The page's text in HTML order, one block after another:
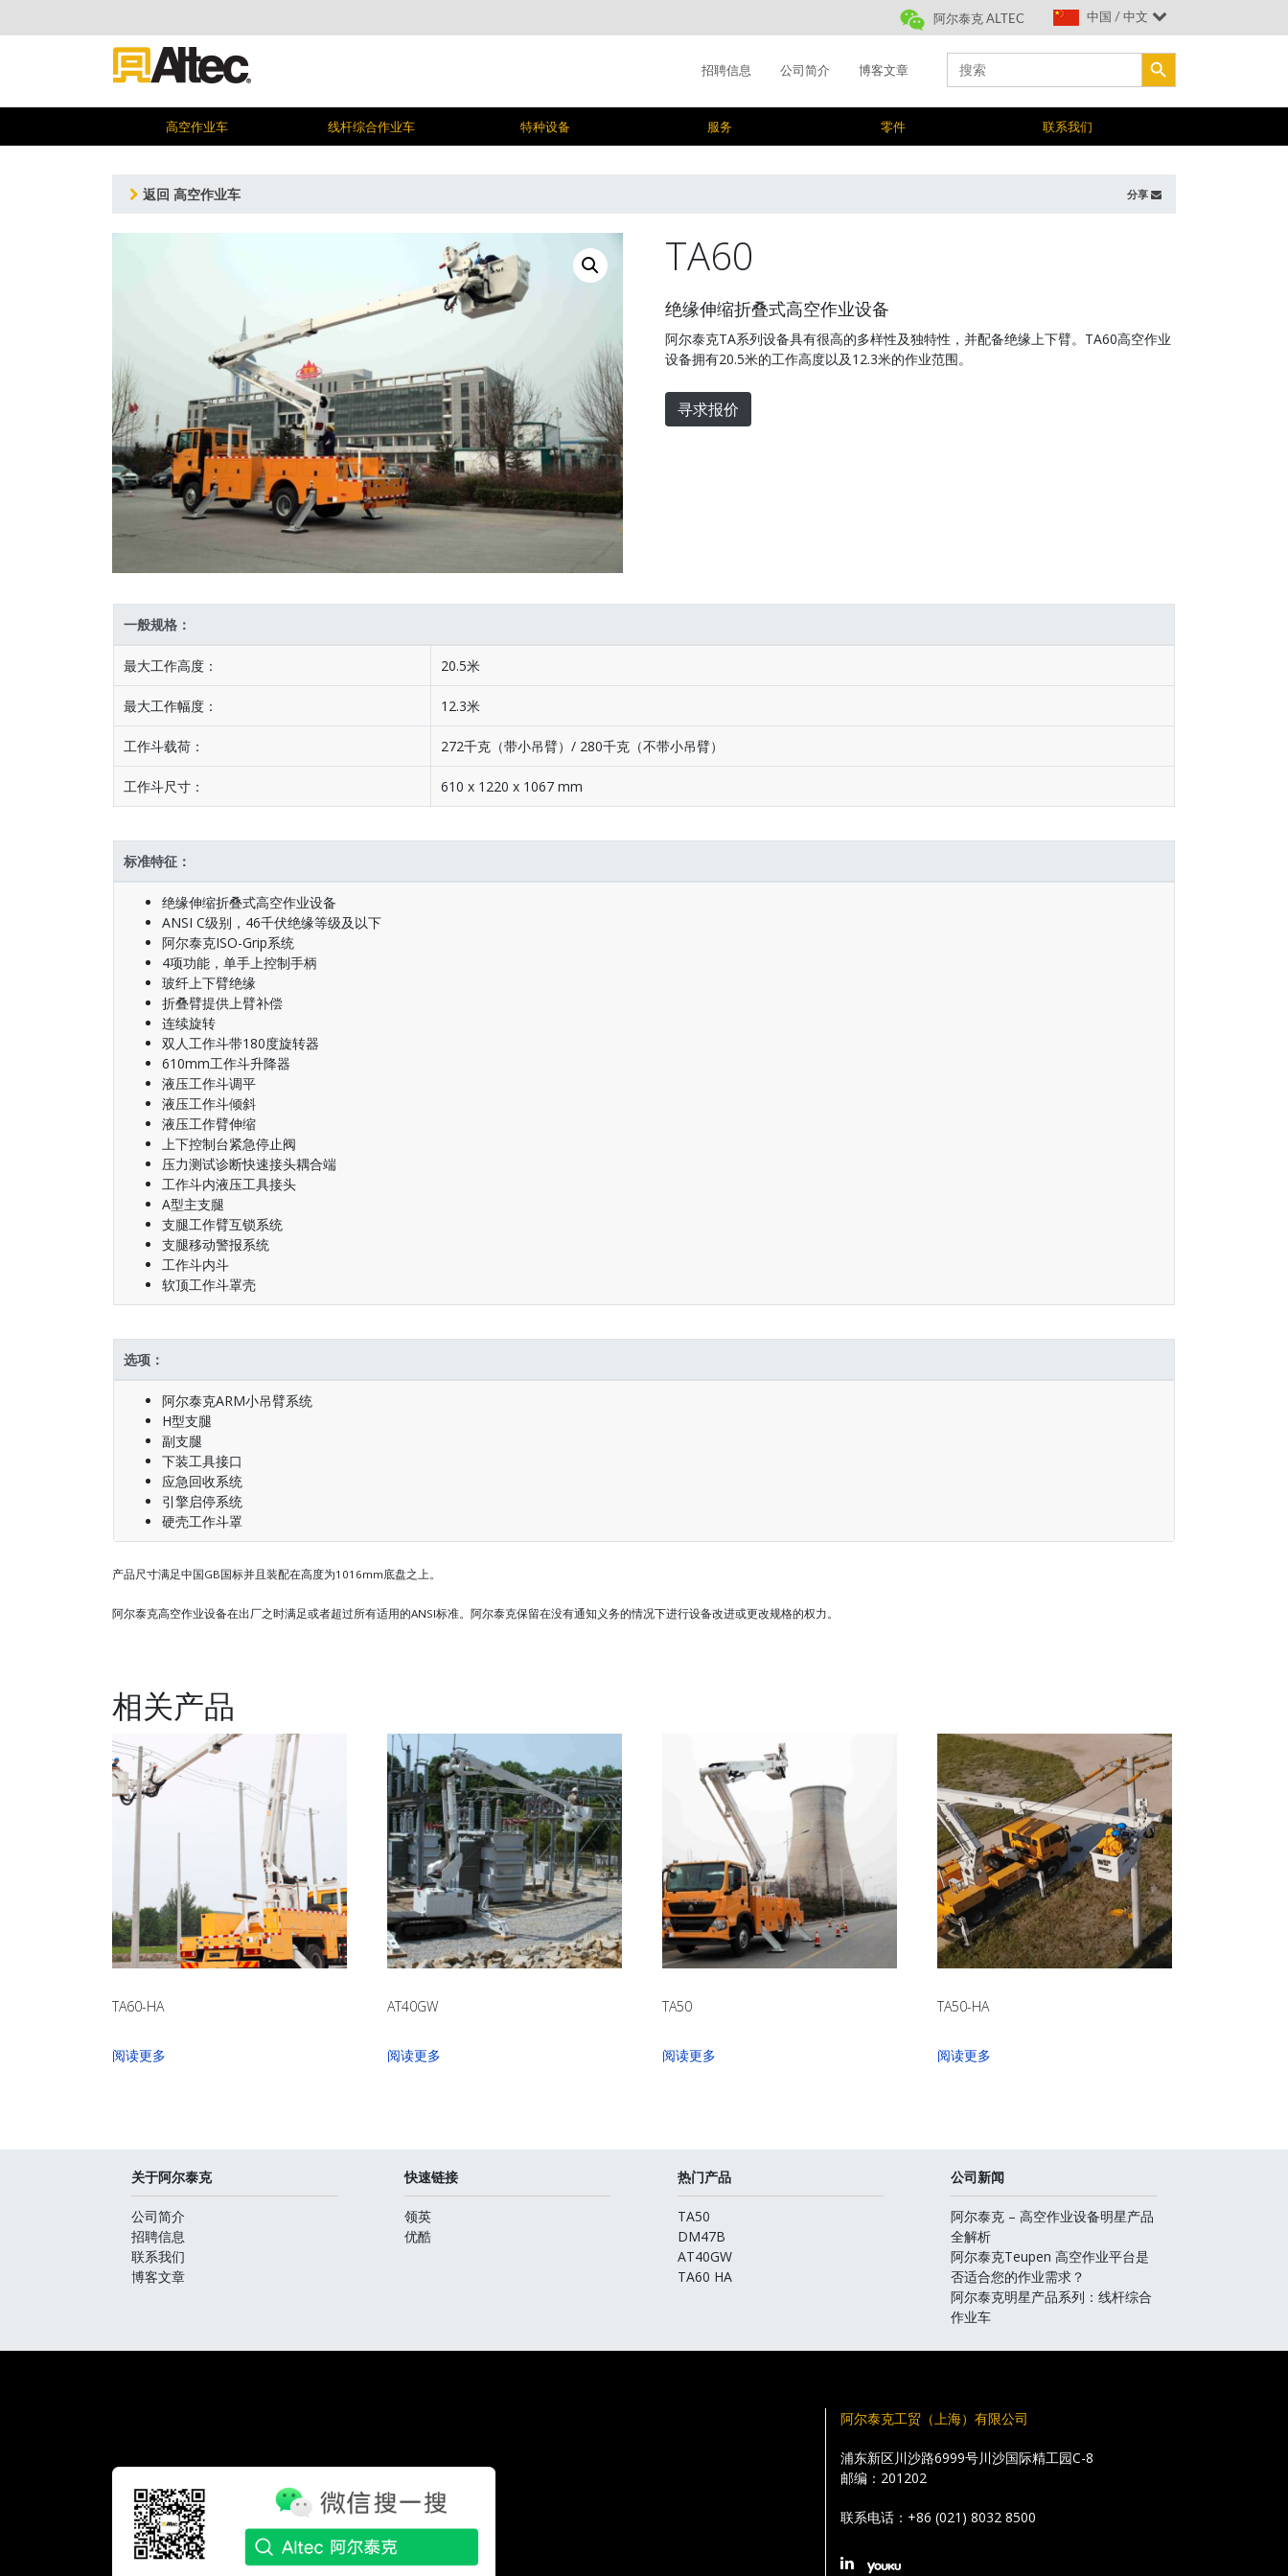
阿尔泰克 ALTEC 中国 / 中文
招聘信息 公司简介 博客文章
for:
搜索按钮
高空作业车 线杆综合作业车 特种设备 服务 零件 联系我们
返回 高空作业车 分享
TA60
绝缘伸缩折叠式高空作业设备
阿尔泰克TA系列设备具有很高的多样性及独特性，并配备绝缘上下臂。TA60高空作业
设备拥有20.5米的工作高度以及12.3米的作业范围。
寻求报价
一般规格：
最大工作高度： 20.5米
最大工作幅度： 12.3米
工作斗载荷： 272千克（带小吊臂）/ 280千克（不带小吊臂）
工作斗尺寸： 610 x 1220 x 1067 mm
标准特征：
绝缘伸缩折叠式高空作业设备
ANSI C级别，46千伏绝缘等级及以下
阿尔泰克ISO-Grip系统
4项功能，单手上控制手柄
玻纤上下臂绝缘
折叠臂提供上臂补偿
连续旋转
双人工作斗带180度旋转器
610mm工作斗升降器
液压工作斗调平
液压工作斗倾斜
液压工作臂伸缩
上下控制台紧急停止阀
压力测试诊断快速接头耦合端
工作斗内液压工具接头
A型主支腿
支腿工作臂互锁系统
支腿移动警报系统
工作斗内斗
软顶工作斗罩壳
选项：
阿尔泰克ARM小吊臂系统
H型支腿
副支腿
下装工具接口
应急回收系统
引擎启停系统
硬壳工作斗罩
产品尺寸满足中国GB国标并且装配在高度为1016mm底盘之上。
阿尔泰克高空作业设备在出厂之时满足或者超过所有适用的ANSI标准。阿尔泰克保留在没有通知义务的情况下进行设备改进或更改规格的权力。
相关产品
TA60-HA
阅读更多
AT40GW
阅读更多
TA50
阅读更多
TA50-HA
阅读更多
关于阿尔泰克
公司简介
招聘信息
联系我们
博客文章
快速链接
领英
优酷
热门产品
TA50
DM47B
AT40GW
TA60 HA
公司新闻
阿尔泰克 – 高空作业设备明星产品
全解析
阿尔泰克Teupen 高空作业平台是
否适合您的作业需求？
阿尔泰克明星产品系列：线杆综合
作业车
阿尔泰克工贸（上海）有限公司
浦东新区川沙路6999号川沙国际精工园C-8
邮编：201202
联系电话： +86 (021) 8032 8500